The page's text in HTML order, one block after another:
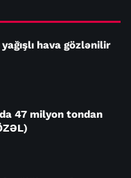
hava gözlənilir
47 milyon tondan